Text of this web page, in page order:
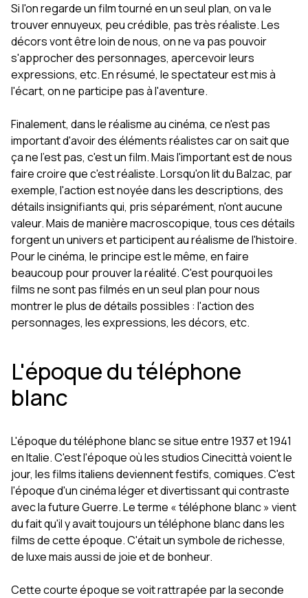
Si l'on regarde un film tourné en un seul plan, on va le
trouver ennuyeux, peu crédible, pas très réaliste. Les
décors vont être loin de nous, on ne va pas pouvoir
s'approcher des personnages, apercevoir leurs
expressions, etc. En résumé, le spectateur est mis à
l'écart, on ne participe pas à l'aventure.
Finalement, dans le réalisme au cinéma, ce n'est pas
important d'avoir des éléments réalistes car on sait que
ça ne l'est pas, c'est un film. Mais l'important est de nous
faire croire que c'est réaliste. Lorsqu'on lit du Balzac, par
exemple, l'action est noyée dans les descriptions, des
détails insignifiants qui, pris séparément, n'ont aucune
valeur. Mais de manière macroscopique, tous ces détails
forgent un univers et participent au réalisme de l'histoire.
Pour le cinéma, le principe est le même, en faire
beaucoup pour prouver la réalité. C'est pourquoi les
films ne sont pas filmés en un seul plan pour nous
montrer le plus de détails possibles : l'action des
personnages, les expressions, les décors, etc.
L'époque du téléphone
blanc
L'époque du téléphone blanc se situe entre 1937 et 1941
en Italie. C'est l'époque où les studios Cinecittà voient le
jour, les films italiens deviennent festifs, comiques. C'est
l'époque d'un cinéma léger et divertissant qui contraste
avec la future Guerre. Le terme « téléphone blanc » vient
du fait qu'il y avait toujours un téléphone blanc dans les
films de cette époque. C'était un symbole de richesse,
de luxe mais aussi de joie et de bonheur.
Cette courte époque se voit rattrapée par la seconde